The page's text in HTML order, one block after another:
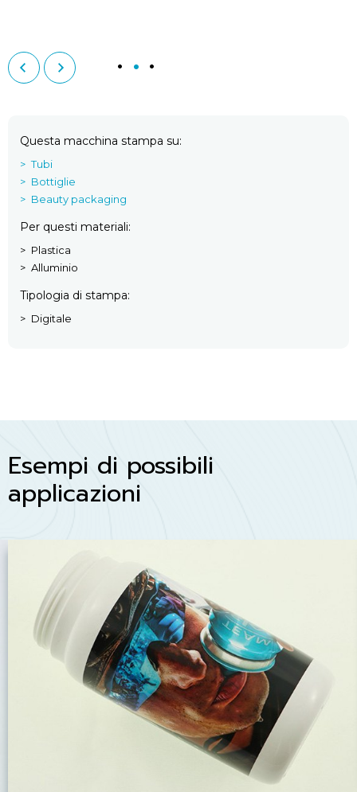
Questa macchina stampa su
Tubi
Bottiglie
Beauty packaging
Per questi materiali
Plastica
Alluminio
Tipologia di stampa
Digitale
Esempi di possibili
applicazioni